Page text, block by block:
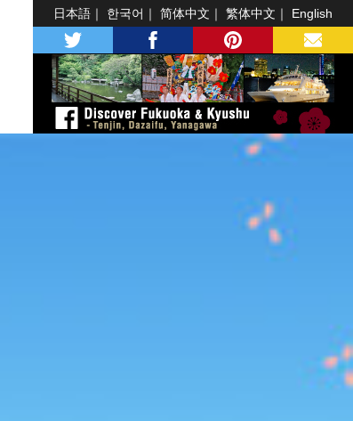
日本語 한국어 简体中文 繁体中文 English
twitter facebook pinterest MAIL